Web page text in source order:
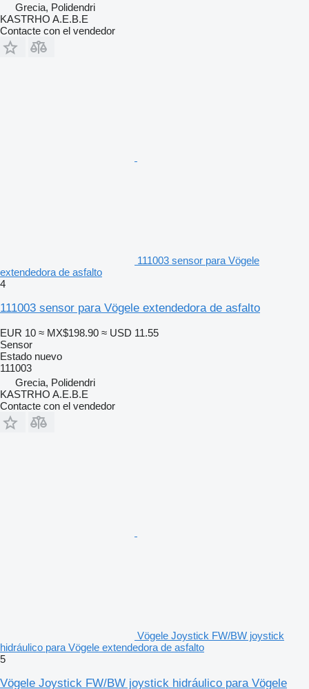
Grecia, Polidendri
KASTRHO A.E.B.E
Contacte con el vendedor
111003 sensor para Vögele
extendedora de asfalto
4
111003 sensor para Vögele extendedora de asfalto
EUR 10 ≈ MX$198.90 ≈ USD 11.55
Sensor
Estado nuevo
111003
Grecia, Polidendri
KASTRHO A.E.B.E
Contacte con el vendedor
Vögele Joystick FW/BW joystick
hidráulico para Vögele extendedora de asfalto
5
Vögele Joystick FW/BW joystick hidráulico para Vögele